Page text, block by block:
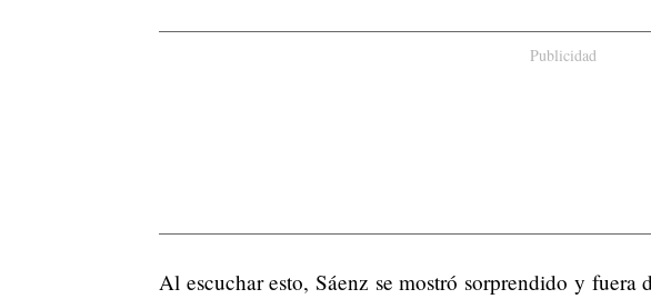
Publicidad
Al escuchar esto, Sáenz se mostró sorprendido y fuera